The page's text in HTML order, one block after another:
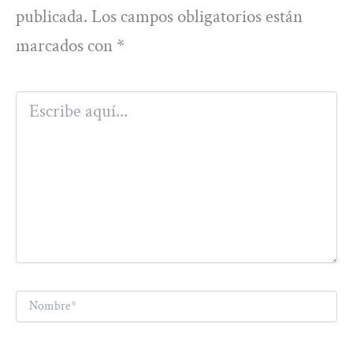
publicada. Los campos obligatorios están
marcados con *
aquí...
Nombre*